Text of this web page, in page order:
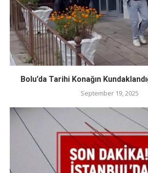
Bolu’da Tarihi Konağın
September 19, 2025